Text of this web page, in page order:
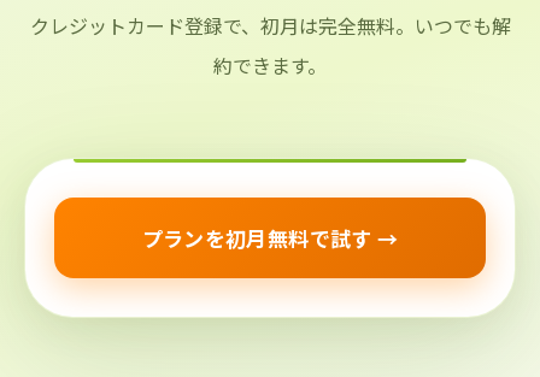
クレジットカード登録で、初月は完全無料。いつでも解
約できます。
プランを初月無料で試す →